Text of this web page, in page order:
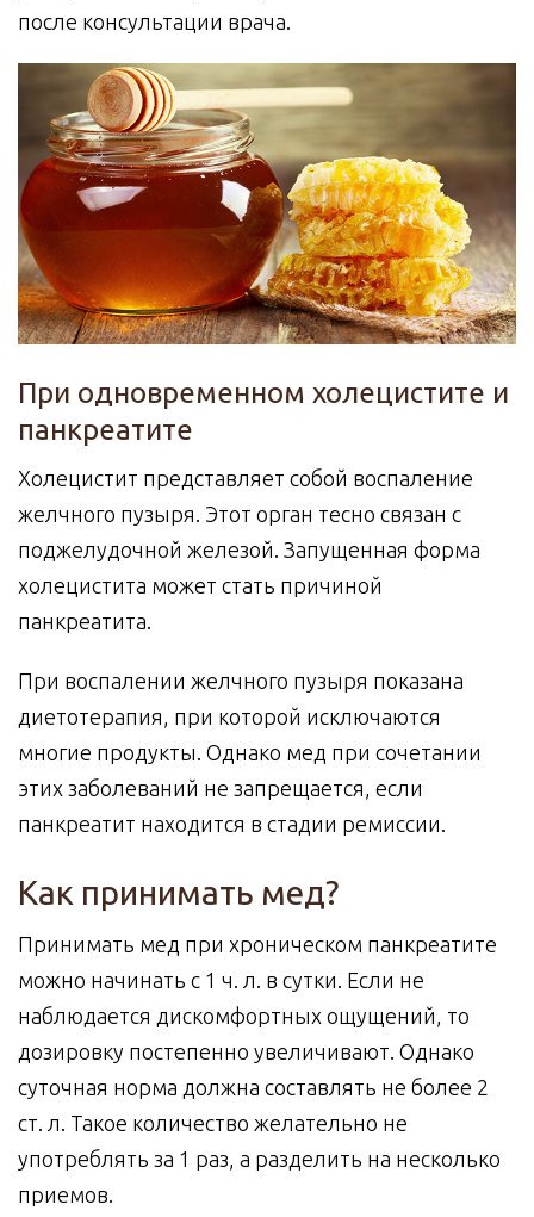
после консультации врача.
При одновременном холецистите и
панкреатите
Холецистит представляет собой воспаление
желчного пузыря. Этот орган тесно связан с
поджелудочной железой. Запущенная форма
холецистита может стать причиной
панкреатита.
При воспалении желчного пузыря показана
диетотерапия, при которой исключаются
многие продукты. Однако мед при сочетании
этих заболеваний не запрещается, если
панкреатит находится в стадии ремиссии.
Как принимать мед?
Принимать мед при хроническом панкреатите
можно начинать с 1 ч. л. в сутки. Если не
наблюдается дискомфортных ощущений, то
дозировку постепенно увеличивают. Однако
суточная норма должна составлять не более 2
ст. л. Такое количество желательно не
употреблять за 1 раз, а разделить на несколько
приемов.